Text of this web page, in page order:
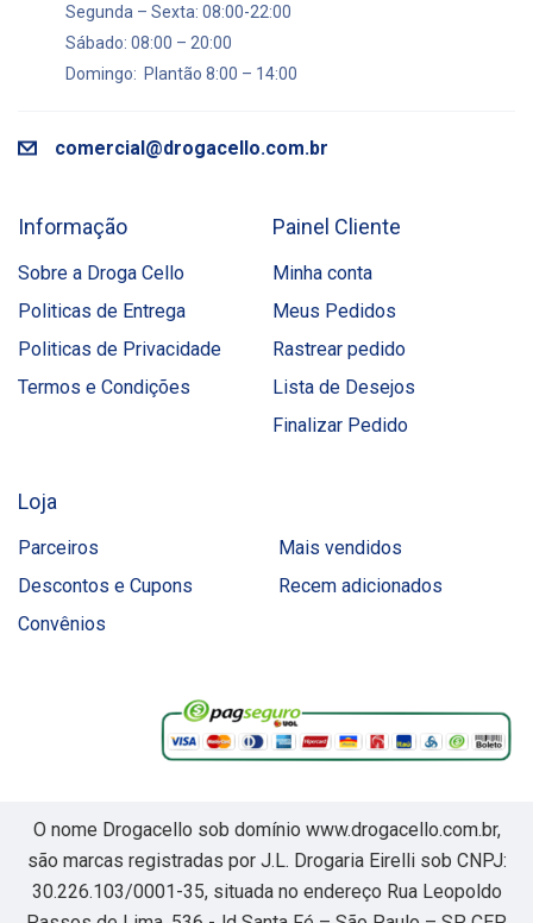
Segunda – Sexta: 08:00-22:00
Sábado: 08:00 – 20:00
Domingo: Plantão 8:00 – 14:00
comercial@drogacello.com.br
Informação
Sobre a Droga Cello
Politicas de Entrega
Politicas de Privacidade
Termos e Condições
Painel Cliente
Minha conta
Meus Pedidos
Rastrear pedido
Lista de Desejos
Finalizar Pedido
Loja
Parceiros
Mais vendidos
Descontos e Cupons
Recem adicionados
Convênios
O nome Drogacello sob domínio www.drogacello.com.br,
são marcas registradas por J.L. Drogaria Eirelli sob CNPJ:
30.226.103/0001-35, situada no endereço Rua Leopoldo